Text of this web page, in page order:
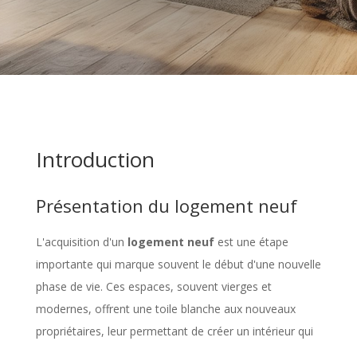
Introduction
Présentation du logement neuf
L'acquisition d'un logement neufest une étape
importante qui marque souvent le début d'une nouvelle
phase de vie. Ces espaces, souvent vierges et
modernes, offrent une toile blanche aux nouveaux
propriétaires, leur permettant de créer un intérieur qui